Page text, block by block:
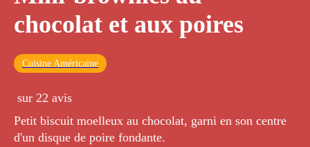
chocolat et aux poires
Cuisine Américaine
sur 22 avis
Petit biscuit moelleux au chocolat, garni en son centre
d'un disque de poire fondante.